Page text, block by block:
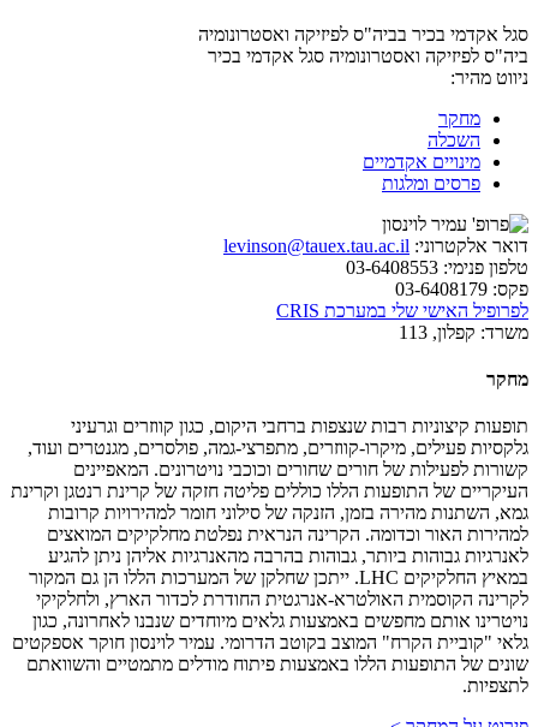
סגל אקדמי בכיר בביה"ס לפיזיקה ואסטרונומיה
ביה"ס לפיזיקה ואסטרונומיה סגל אקדמי בכיר
ניווט מהיר:
מחקר
השכלה
מינויים אקדמיים
פרסים ומלגות
דואר אלקטרוני: levinson@tauex.tau.ac.il
טלפון פנימי:
פקס:
לפרופיל האישי שלי במערכת CRIS
משרד: קפלון, 113
מחקר
תופעות קיצוניות רבות שנצפות ברחבי היקום, כגון קווזרים וגרעיני
גלקסיות פעילים, מיקרו-קווזרים, מתפרצי-גמה, פולסרים, מגנטרים ועוד,
קשורות לפעילות של חורים שחורים וכוכבי נויטרונים. המאפיינים
העיקריים של התופעות הללו כוללים פליטה חזקה של קרינת רנטגן וקרינת
גמא, השתנות מהירה בזמן, הזנקה של סילוני חומר למהירויות קרובות
למהירות האור וכדומה. הקרינה הנראית נפלטת מחלקיקים המואצים
לאנרגיות גבוהות ביותר, גבוהות בהרבה מהאנרגיות אליהן ניתן להגיע
במאיץ החלקיקים LHC. ייתכן שחלקן של המערכות הללו הן גם המקור
לקרינה הקוסמית האולטרא-אנרגטית החודרת לכדור הארץ, ולחלקיקי
נויטרינו אותם מחפשים באמצעות גלאים מיוחדים שנבנו לאחרונה, כגון
גלאי "קוביית הקרח" המוצב בקוטב הדרומי. עמיר לוינסון חוקר אספקטים
שונים של התופעות הללו באמצעות פיתוח מודלים מתמטיים והשוואתם
לתצפיות.